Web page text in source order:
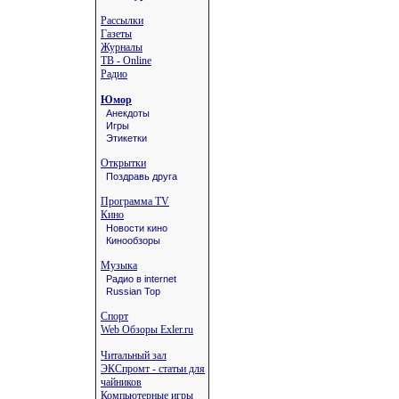
Рассылки
Газеты
Журналы
ТВ - Online
Радио
Юмор
Анекдоты
Игры
Этикетки
Открытки
Поздравь друга
Программа TV
Кино
Новости кино
Кинообзоры
Музыка
Радио в internet
Russian Top
Спорт
Web Обзоры Exler.ru
Читальный зал
ЭКСпромт - статьи для
чайников
Компьютерные игры